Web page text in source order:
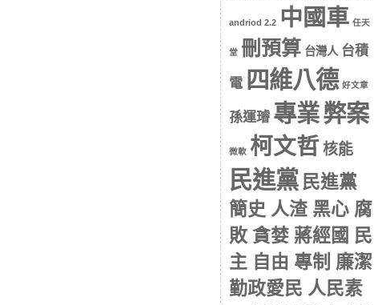
andriod 2.2 中國車 任天
堂 刪預算 台灣人 台積
電 四維八德 好文章
孫運璿 專業弊案
微軟 柯文哲 核能
民進黨 民進黨
簡史 人渣 黑心 腐
敗 貪婪 蔣經國 民
主 自由 專制 廉潔
勤政愛民 人民素